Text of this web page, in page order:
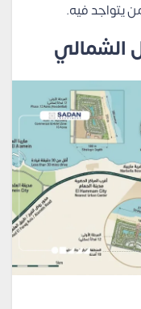
يتواجد فيه.
الشمالي